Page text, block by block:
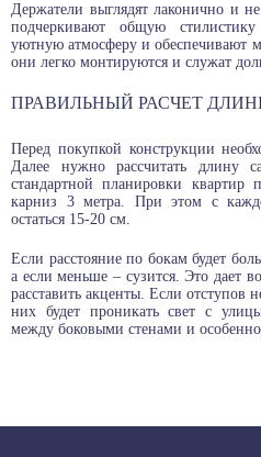
Держатели выглядят лаконично и
подчеркивают общую
уютную атмосферу и обеспечивают
они легко монтируются и служат
ПРАВИЛЬНЫЙ РАСЧЕТ
Перед покупкой конструкции
Далее нужно рассчитать длину
стандартной планировки
карниз 3 метра. При этом с
остаться 15-20 см.
Если расстояние по бокам будет
а если меньше – сузится. Это дает
расставить акценты. Если отступов
них будет проникать свет с
между боковыми стенами и